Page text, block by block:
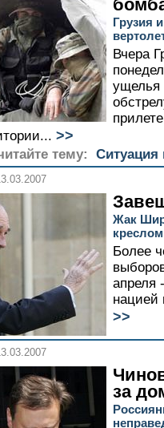
Грузия
Вчера
ущелья
>>
тему: Ситуация
Жак
креслом
Более
апреля
нацией
>>
за